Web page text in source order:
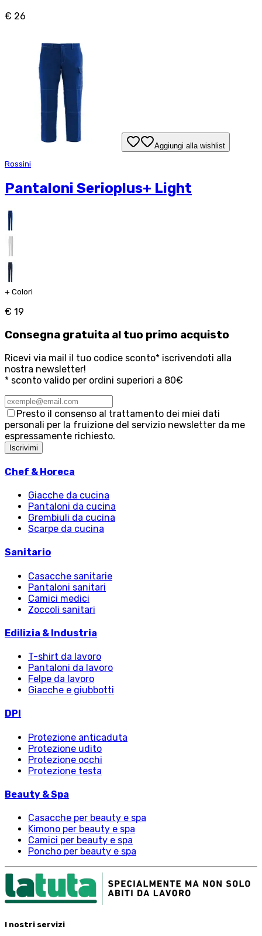
€ 26
Aggiungi alla wishlist
Rossini
Pantaloni Serioplus+ Light
+ Colori
€ 19
Consegna gratuita al tuo primo acquisto
Ricevi via mail il tuo codice sconto* iscrivendoti alla
nostra newsletter!
* sconto valido per ordini superiori a 80€
Presto il consenso al trattamento dei miei dati
personali per la fruizione del servizio newsletter da me
espressamente richiesto.
Iscrivimi
Chef & Horeca
Giacche da cucina
Pantaloni da cucina
Grembiuli da cucina
Scarpe da cucina
Sanitario
Casacche sanitarie
Pantaloni sanitari
Camici medici
Zoccoli sanitari
Edilizia & Industria
T-shirt da lavoro
Pantaloni da lavoro
Felpe da lavoro
Giacche e giubbotti
DPI
Protezione anticaduta
Protezione udito
Protezione occhi
Protezione testa
Beauty & Spa
Casacche per beauty e spa
Kimono per beauty e spa
Camici per beauty e spa
Poncho per beauty e spa
I nostri servizi